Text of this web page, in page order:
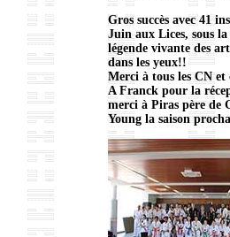
Gros succès avec 41
Juin aux Lices, sous
légende vivante des
dans les yeux!!
Merci à tous les CN
A Franck pour la
merci à Piras père de
Young la saison